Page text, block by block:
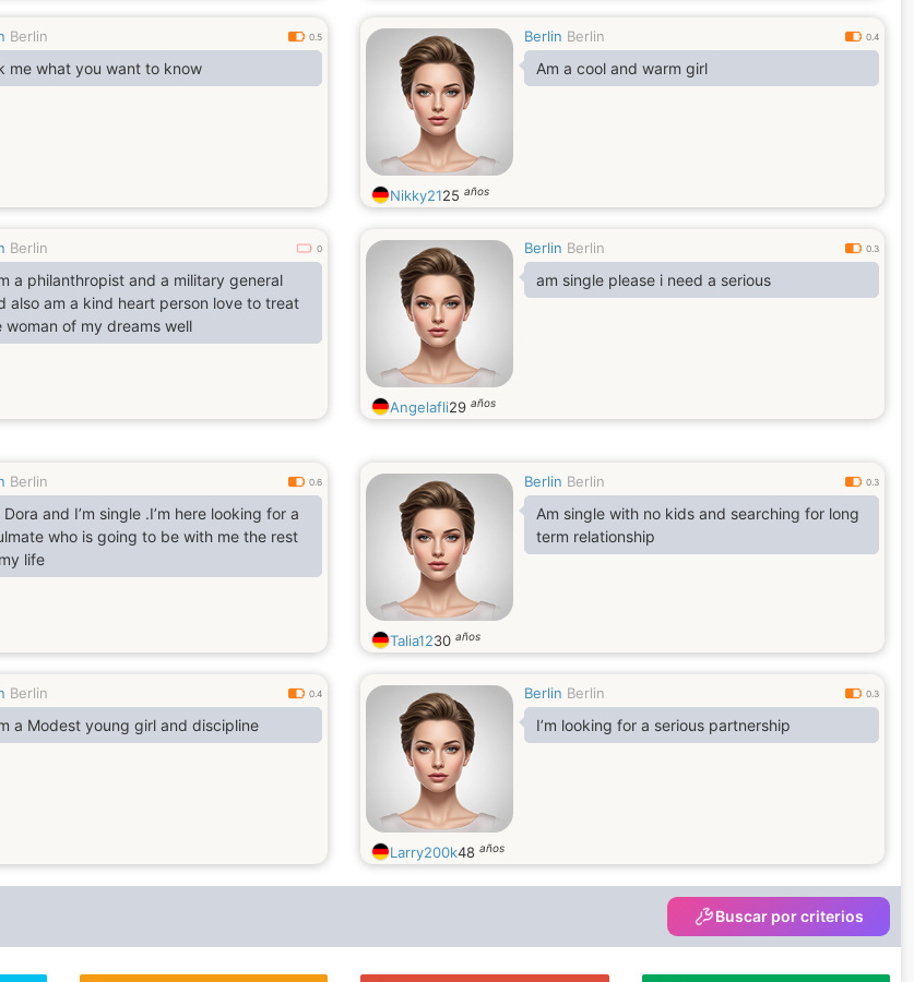
Berlin 0.5
me what you want to know
Berlin Berlin 0.4
Am a cool and warm girl
Nikky2125 años
Berlin 0
a philanthropist and a military general
also am a kind heart person love to treat
woman of my dreams well
Berlin Berlin 0.3
am single please i need a serious
Angelafli29 años
Berlin 0.6
Dora and I’m single .I’m here looking for a
who is going to be with me the rest
life
Berlin Berlin 0.3
Am single with no kids and searching for long
term relationship
Talia1230 años
Berlin 0.4
I am a Modest young girl and discipline
Berlin Berlin 0.3
I’m looking for a serious partnership
Larry200k48 años
Buscar por criterios